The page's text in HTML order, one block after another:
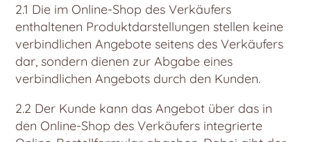
2.1 Die im Online-Shop des Verkäufers
enthaltenen Produktdarstellungen stellen keine
verbindlichen Angebote seitens des Verkäufers
dar, sondern dienen zur Abgabe eines
verbindlichen Angebots durch den Kunden.
2.2 Der Kunde kann das Angebot über das in
den Online-Shop des Verkäufers integrierte